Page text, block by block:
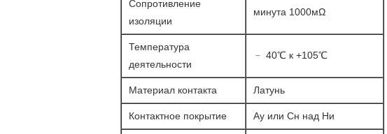
Сопротивление
изоляции
минута 1000мΩ
Температура
деятельности
﹣ 40℃ к +105℃
Материал контакта Латунь
Контактное покрытие Ау или Сн над Ни